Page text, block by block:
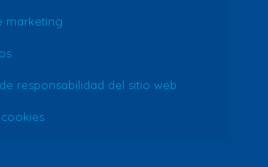
marketing
responsabilidad del sitio web